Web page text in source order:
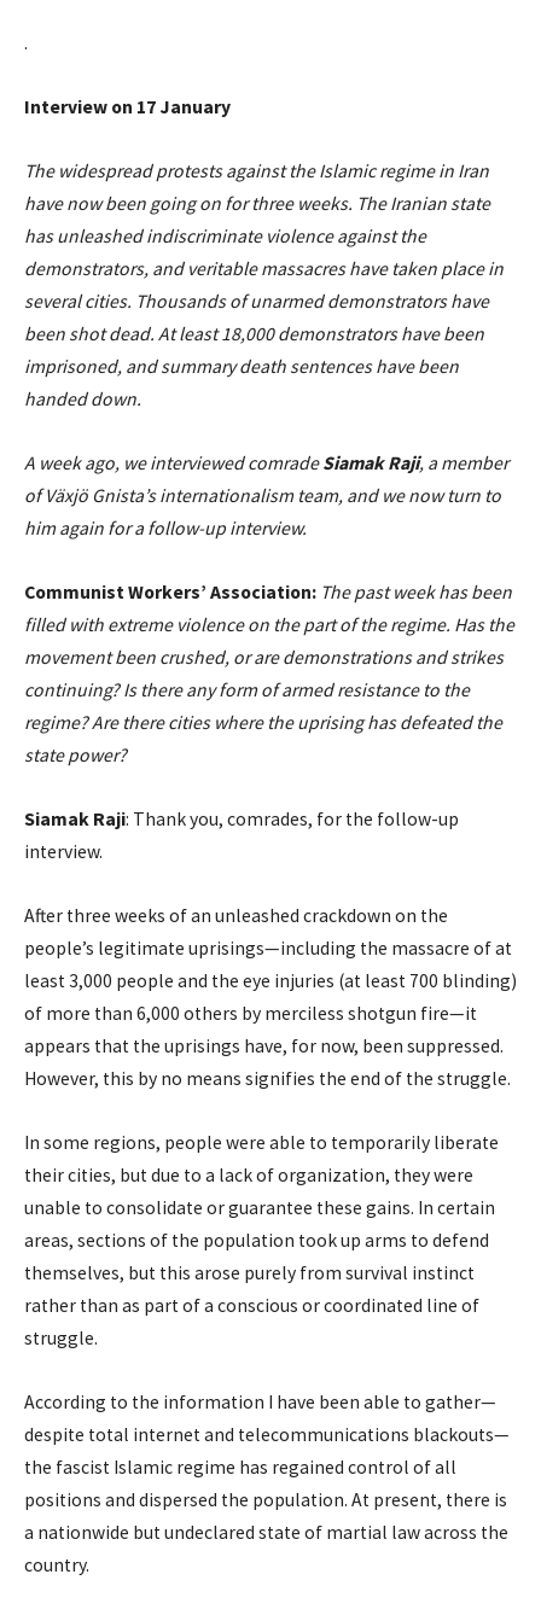
.
Interview on 17 January
The widespread protests against the Islamic regime in Iran
have now been going on for three weeks. The Iranian state
has unleashed indiscriminate violence against the
demonstrators, and veritable massacres have taken place in
several cities. Thousands of unarmed demonstrators have
been shot dead. At least 18,000 demonstrators have been
imprisoned, and summary death sentences have been
handed down.
A week ago, we interviewed comradeSiamak Raji, a member
of Växjö Gnista’s internationalism team, and we now turn to
him again for a follow-up interview.
Communist Workers’ Association: The past week has been
filled with extreme violence on the part of the regime. Has the
movement been crushed, or are demonstrations and strikes
continuing? Is there any form of armed resistance to the
regime? Are there cities where the uprising has defeated the
state power?
Siamak Raji: Thank you, comrades, for the follow-up
interview.
After three weeks of an unleashed crackdown on the
people’s legitimate uprisings—including the massacre of at
least 3,000 people and the eye injuries (at least 700 blinding)
of more than 6,000 others by merciless shotgun fire—it
appears that the uprisings have, for now, been suppressed.
However, this by no means signifies the end of the struggle.
In some regions, people were able to temporarily liberate
their cities, but due to a lack of organization, they were
unable to consolidate or guarantee these gains. In certain
areas, sections of the population took up arms to defend
themselves, but this arose purely from survival instinct
rather than as part of a conscious or coordinated line of
struggle.
According to the information I have been able to gather—
despite total internet and telecommunications blackouts—
the fascist Islamic regime has regained control of all
positions and dispersed the population. At present, there is
a nationwide but undeclared state of martial law across the
country.